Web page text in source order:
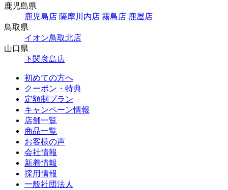
鹿児島県
鹿児島店 薩摩川内店 霧島店 鹿屋店
鳥取県
イオン鳥取北店
山口県
下関彦島店
初めての方へ
クーポン・特典
定額制プラン
キャンペーン情報
店舗一覧
商品一覧
お客様の声
会社情報
新着情報
採用情報
一般社団法人